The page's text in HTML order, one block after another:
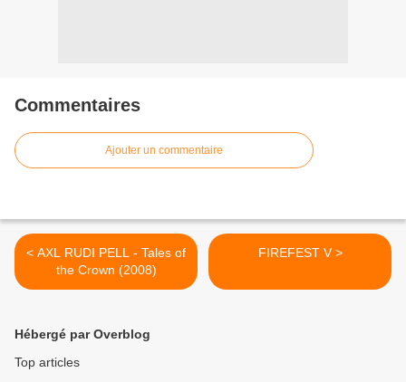
Commentaires
Ajouter un commentaire
< AXL RUDI PELL - Tales of
the Crown (2008)
FIREFEST V >
Hébergé par Overblog
Top articles